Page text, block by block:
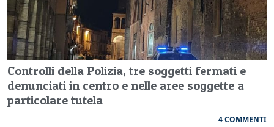
Controlli della Polizia, tre soggetti fermati e
denunciati in centro e nelle aree soggette a
particolare tutela
4 COMMENTI